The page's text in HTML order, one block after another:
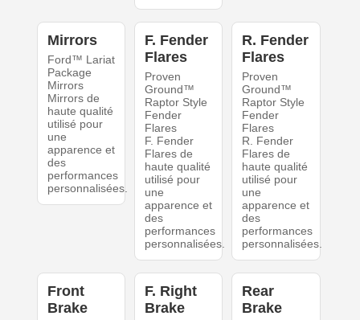
Mirrors
Ford™ Lariat
Package
Mirrors
Mirrors de
haute qualité
utilisé pour
une
apparence et
des
performances
personnalisées.
F. Fender
Flares
Proven
Ground™
Raptor Style
Fender
Flares
F. Fender
Flares de
haute qualité
utilisé pour
une
apparence et
des
performances
personnalisées.
R. Fender
Flares
Proven
Ground™
Raptor Style
Fender
Flares
R. Fender
Flares de
haute qualité
utilisé pour
une
apparence et
des
performances
personnalisées.
Front
Brake
F. Right
Brake
Rear
Brake